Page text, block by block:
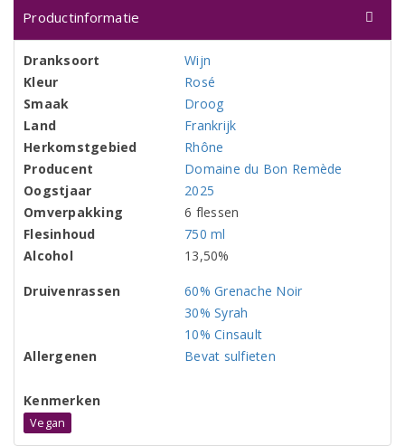
Productinformatie
Dranksoort
Wijn
Kleur
Rosé
Smaak
Droog
Land
Frankrijk
Herkomstgebied
Rhône
Producent
Domaine du Bon Remède
Oogstjaar
2025
Omverpakking
6 flessen
Flesinhoud
750 ml
Alcohol
13,50%
Druivenrassen
60% Grenache Noir
30% Syrah
10% Cinsault
Allergenen
Bevat sulfieten
Kenmerken
Vegan